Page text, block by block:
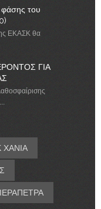
του
ΕΚΑΣΚ θα
ΓΙΑ
ΧΑΝΙΑ
ΙΕΡΑΠΕΤΡΑ